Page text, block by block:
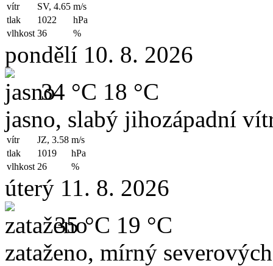
vítr SV, 4.65 m/s
tlak
1022
hPa
vlhkost 36 %
pondělí 10. 8. 2026
34 °C 18 °C
jasno, slabý jihozápadní
vítr JZ, 3.58 m/s
tlak
1019
hPa
vlhkost 26 %
úterý 11. 8. 2026
35 °C 19 °C
zataženo, mírný